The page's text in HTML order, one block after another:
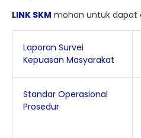
Persuratan, Legalisir
LINK SKM mohon untuk dapat
Laporan Survei
Kepuasan Masyarakat
Standar Operasional
Prosedur